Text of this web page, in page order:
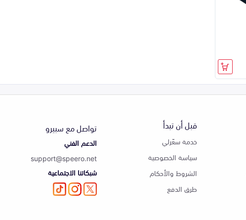
قبل أن تبدأ
خدمة سعّرلي
سياسة الخصوصية
الشروط والأحكام
طرق الدفع
تواصل مع سبيرو
الدعم الفني
support@speero.net
شبكاتنا الاجتماعية